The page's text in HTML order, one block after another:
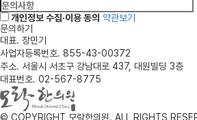
개인정보 수집·이용 동의 약관보기
문의하기
대표. 장민기
사업자등록번호. 855-43-00372
주소. 서울시 서초구 강남대로 437, 대원빌딩 3층
대표번호. 02-567-8775
© COPYRIGHT 모락한의원. ALL RIGHTS